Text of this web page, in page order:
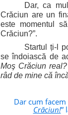
Dar, ca
Crăciun are un
este momentul
Crăciun?”.
Startul ți-l
se îndoiască de
Moş Crăciun
râd de mine că
Dar cum
Crăciun!”